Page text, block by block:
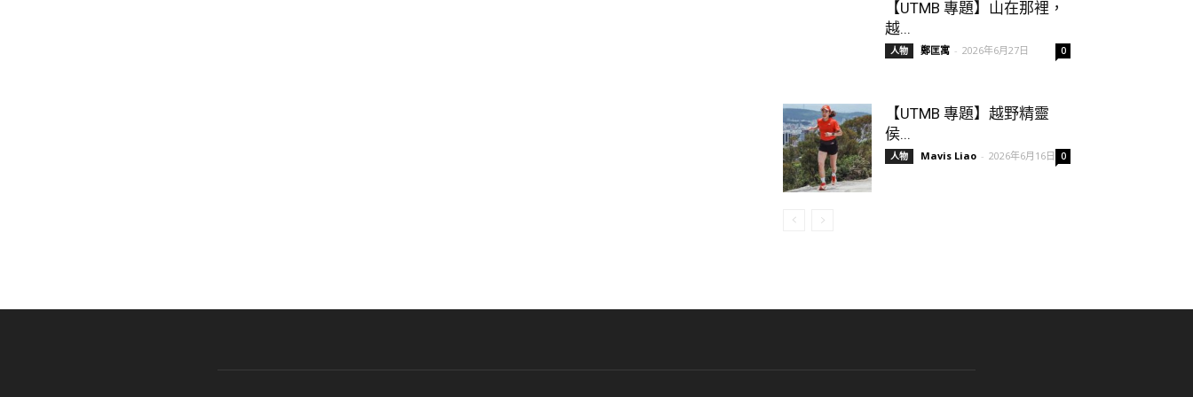
【UTMB 專題】山在那裡，
越...
人物 鄭匡寓 - 2026年6月27日 0
【UTMB 專題】越野精靈
侯...
人物 Mavis Liao - 2026年6月16日 0